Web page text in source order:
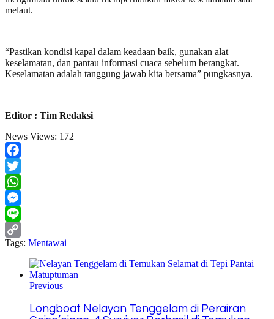
melaut.
“Pastikan kondisi kapal dalam keadaan baik, gunakan alat
keselamatan, dan pantau informasi cuaca sebelum berangkat.
Keselamatan adalah tanggung jawab kita bersama” pungkasnya.
Editor : Tim Redaksi
News Views: 172
Facebook
Twitter
WhatsApp
Messenger
Line
Copy
Tags: Mentawai
Previous
Longboat Nelayan Tenggelam di Perairan